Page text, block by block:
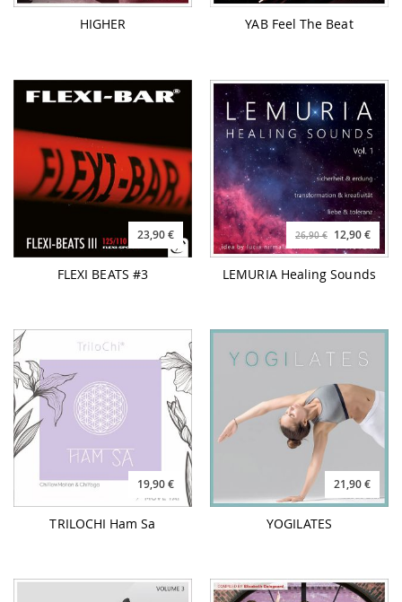
HIGHER YAB Feel The Beat
23,90 €
FLEXI BEATS #3
26,90 € 12,90 €
LEMURIA Healing Sounds
19,90 €
TRILOCHI Ham Sa
21,90 €
YOGILATES